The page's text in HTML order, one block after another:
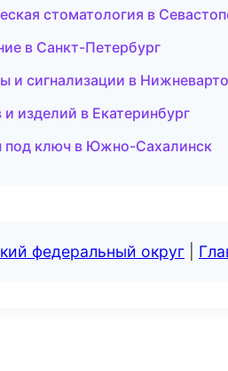
стоматология в
в Санкт-Петербург
и сигнализации в
изделий в Екатеринбург
под ключ в Южно-Сахалинск
федеральный округ